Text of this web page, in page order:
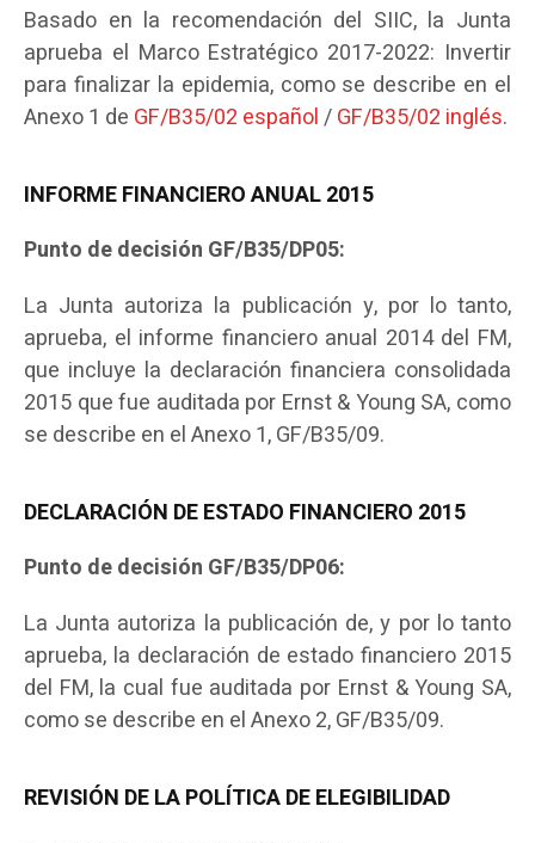
Basado en la recomendación del SIIC, la Junta
aprueba el Marco Estratégico 2017-2022: Invertir
para finalizar la epidemia, como se describe en el
Anexo 1 de GF/B35/02 español/GF/B35/02 inglés.
INFORME FINANCIERO ANUAL 2015
Punto de decisión GF/B35/DP05:
La Junta autoriza la publicación y, por lo tanto,
aprueba, el informe financiero anual 2014 del FM,
que incluye la declaración financiera consolidada
2015 que fue auditada por Ernst & Young SA, como
se describe en el Anexo 1, GF/B35/09.
DECLARACIÓN DE ESTADO FINANCIERO 2015
Punto de decisión GF/B35/DP06:
La Junta autoriza la publicación de, y por lo tanto
aprueba, la declaración de estado financiero 2015
del FM, la cual fue auditada por Ernst & Young SA,
como se describe en el Anexo 2, GF/B35/09.
REVISIÓN DE LA POLÍTICA DE ELEGIBILIDAD